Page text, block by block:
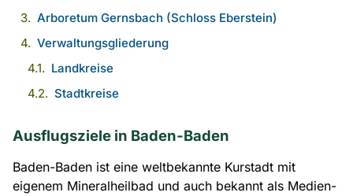
Arboretum Gernsbach (Schloss Eberstein)
Verwaltungsgliederung
Landkreise
Stadtkreise
Ausflugsziele in Baden-Baden
Baden-Baden ist eine weltbekannte Kurstadt mit
eigenem Mineralheilbad und auch bekannt als Medien-